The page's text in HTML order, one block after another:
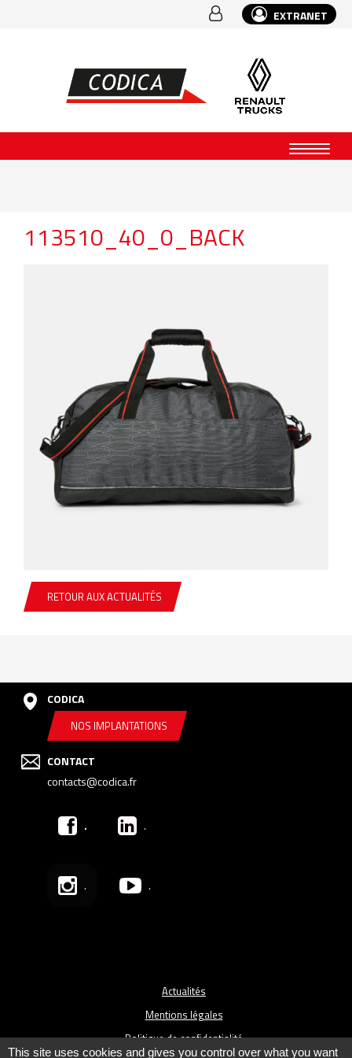
EXTRANET
113510_40_0_BACK
RETOUR AUX ACTUALITÉS
CODICA
NOS IMPLANTATIONS
CONTACT
contacts@codica.fr
. .
. .
Actualités
Mentions légales
Politique de confidentialité
This site uses cookies and gives you control over what you want